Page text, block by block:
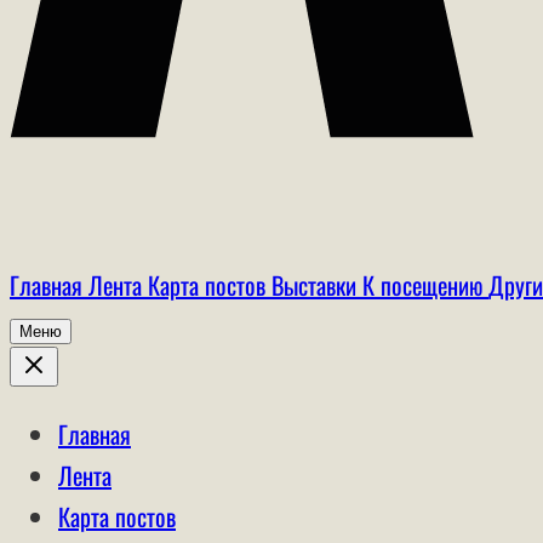
Главная Лента Карта постов Выставки К посещению
Меню
Главная
Лента
Карта постов